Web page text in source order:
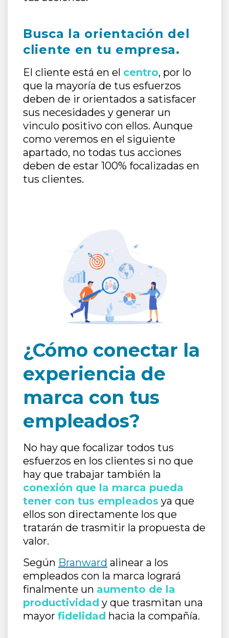
Busca la orientación del
cliente en tu empresa.
El cliente está en el centro, por lo
que la mayoría de tus esfuerzos
deben de ir orientados a satisfacer
sus necesidades y generar un
vinculo positivo con ellos. Aunque
como veremos en el siguiente
apartado, no todas tus acciones
deben de estar 100% focalizadas en
tus clientes.
¿Cómo conectar la
experiencia de
marca con tus
empleados?
No hay que focalizar todos tus
esfuerzos en los clientes si no que
hay que trabajar también la
conexión que la marca pueda
tener con tus empleados ya que
ellos son directamente los que
tratarán de trasmitir la propuesta de
valor.
Según Branward alinear a los
empleados con la marca logrará
finalmente un aumento de la
productividad y que trasmitan una
mayor fidelidad hacia la compañía.